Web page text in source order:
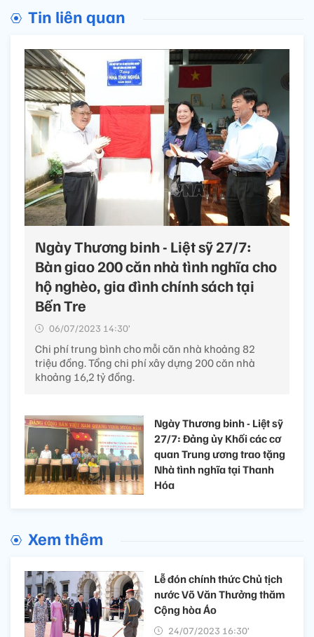
Tin liên quan
Ngày Thương binh - Liệt sỹ 27/7:
Bàn giao 200 căn nhà tình nghĩa cho
hộ nghèo, gia đình chính sách tại
Bến Tre
06/07/2023 14:30’
Chi phí trung bình cho mỗi căn nhà khoảng 82
triệu đồng. Tổng chi phí xây dựng 200 căn nhà
khoảng 16,2 tỷ đồng.
Ngày Thương binh - Liệt sỹ
27/7: Đảng ủy Khối các cơ
quan Trung ương trao tặng
Nhà tình nghĩa tại Thanh
Hóa
Xem thêm
Lễ đón chính thức Chủ tịch
nước Võ Văn Thưởng thăm
Cộng hòa Áo
24/07/2023 16:30’